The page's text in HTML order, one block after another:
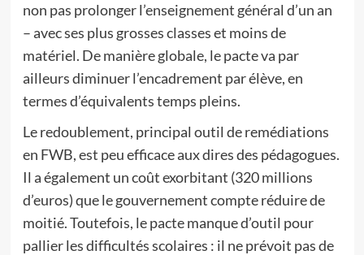
non pas prolonger l’enseignement général d’un an
– avec ses plus grosses classes et moins de
matériel. De manière globale, le pacte va par
ailleurs diminuer l’encadrement par élève, en
termes d’équivalents temps pleins.
Le redoublement, principal outil de remédiations
en FWB, est peu efficace aux dires des pédagogues.
Il a également un coût exorbitant (320 millions
d’euros) que le gouvernement compte réduire de
moitié. Toutefois, le pacte manque d’outil pour
pallier les difficultés scolaires : il ne prévoit pas de